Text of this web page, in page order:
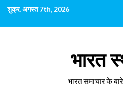
छोड़कर
सामग्री
पर
शुक्र. अगस्त 7th, 2026
भारत
भारत समाचार के